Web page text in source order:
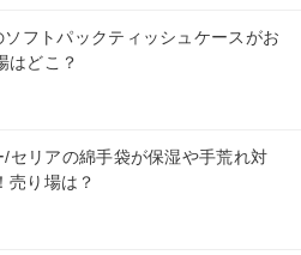
フトパックティッシュケースがお
はどこ？
セリアの綿手袋が保湿や手荒れ対
売り場は？